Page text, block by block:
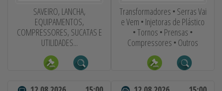
SAVEIRO, LANCHA,
EQUIPAMENTOS,
COMPRESSORES, SUCATAS E
UTILIDADES...
Transformadores • Serras Vai
e Vem • Injetoras de Plástico
• Tornos • Prensas •
Compressores • Outros